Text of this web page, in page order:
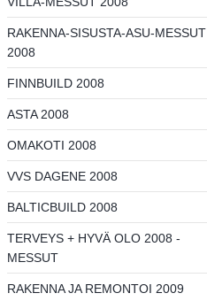
RAKENNA-SISUSTA-ASU-MESSUT
2008
FINNBUILD 2008
ASTA 2008
OMAKOTI 2008
VVS DAGENE 2008
BALTICBUILD 2008
TERVEYS + HYVÄ OLO 2008 -
MESSUT
RAKENNA JA REMONTOI 2009